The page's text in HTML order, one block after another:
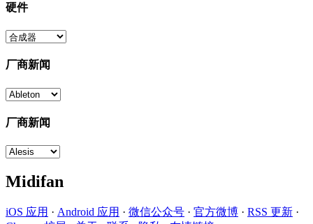
硬件
厂商新闻
厂商新闻
Midifan
iOS 应用 · Android 应用 · 微信公众号 · 官方微博 · RSS 更新 ·